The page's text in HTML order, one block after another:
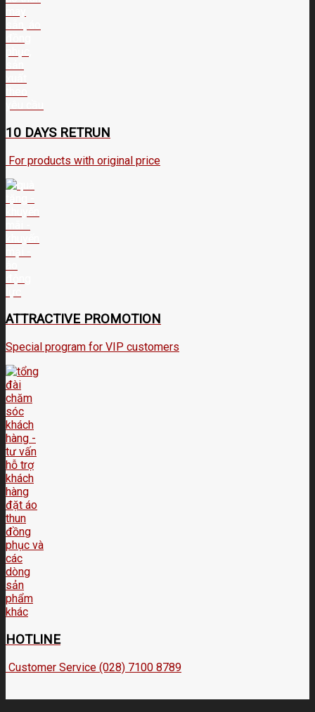
10 DAYS RETRUN
For products with original price
ATTRACTIVE PROMOTION
Special program for VIP customers
HOTLINE
Customer Service (028) 7100 8789